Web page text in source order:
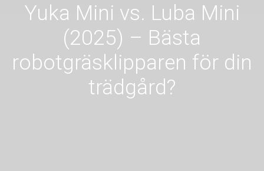
Yuka Mini vs. Luba Mini
(2025) – Bästa
robotgräsklipparen för din
trädgård?